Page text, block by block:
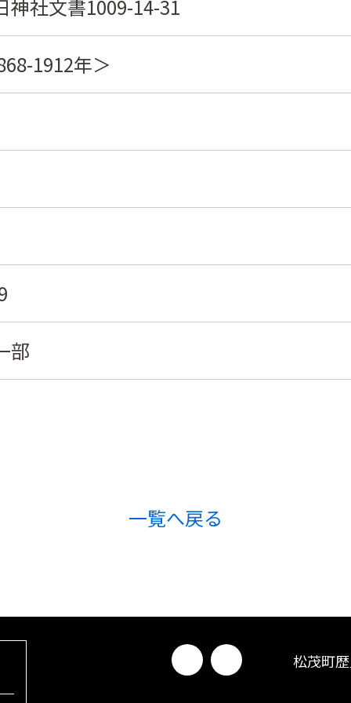
神社文書1009-14-31
1912年＞
部
一覧へ戻る
松茂町